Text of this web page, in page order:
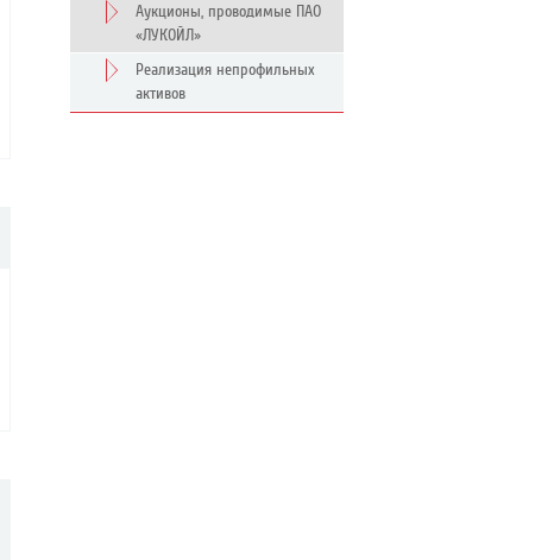
Аукционы, проводимые ПАО
«ЛУКОЙЛ»
Реализация непрофильных
активов